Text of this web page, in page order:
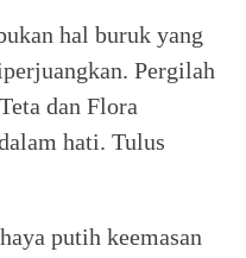
hal buruk yang
Pergilah
dan Flora
hati. Tulus
putih keemasan